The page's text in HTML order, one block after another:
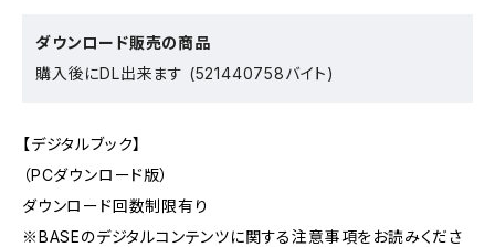
ダウンロード販売の商品
購入後にDL出来ます (521440758バイト)
【デジタルブック】
（PCダウンロード版）
ダウンロード回数制限有り
※BASEのデジタルコンテンツに関する注意事項をお読みくださ